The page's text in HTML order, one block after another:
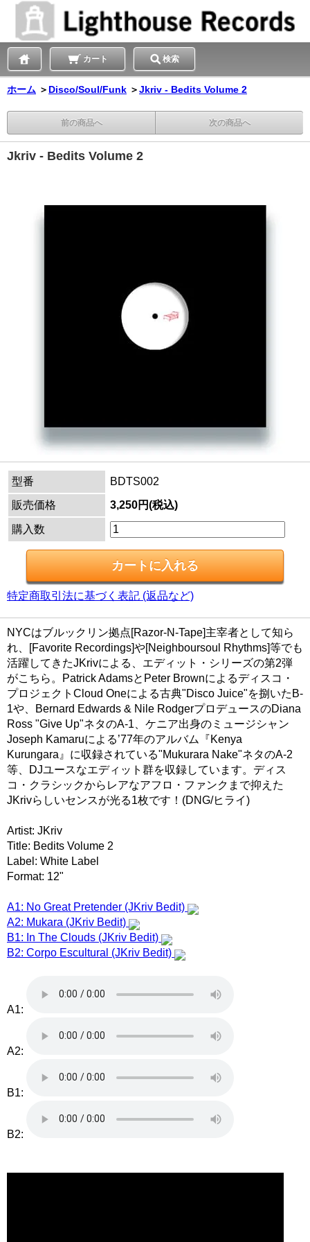
カート 検索
ホーム ＞ Disco/Soul/Funk ＞Jkriv - Bedits Volume 2
前の商品へ 次の商品へ
Jkriv - Bedits Volume 2
型番
BDTS002
販売価格
3,250円(税込)
購入数
特定商取引法に基づく表記 (返品など)
NYCはブルックリン拠点[Razor-N-Tape]主宰者として知ら
れ、[Favorite Recordings]や[Neighboursoul Rhythms]等でも
活躍してきたJKrivによる、エディット・シリーズの第2弾
がこちら。Patrick AdamsとPeter Brownによるディスコ・
プロジェクトCloud Oneによる古典"Disco Juice"を捌いたB-
1や、Bernard Edwards & Nile RodgerプロデュースのDiana
Ross "Give Up"ネタのA-1、ケニア出身のミュージシャン
Joseph Kamaruによる’77年のアルバム『Kenya
Kurungara』に収録されている"Mukurara Nake"ネタのA-2
等、DJユースなエディット群を収録しています。ディス
コ・クラシックからレアなアフロ・ファンクまで抑えた
JKrivらしいセンスが光る1枚です！(DNG/ヒライ)
Artist: JKriv
Title: Bedits Volume 2
Label: White Label
Format: 12"
A1: No Great Pretender (JKriv Bedit)
A2: Mukara (JKriv Bedit)
B1: In The Clouds (JKriv Bedit)
B2: Corpo Escultural (JKriv Bedit)
A1:
A2:
B1:
B2: